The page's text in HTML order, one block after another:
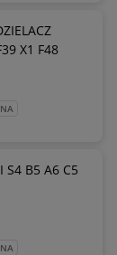
X1 F48
S4 B5 A6 C5